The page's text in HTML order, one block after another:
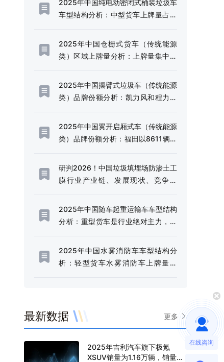
2025年中国纯电动密闭式桶装垃圾车
车型结构分析：中型货车上牌量占比
2025年中国仓栅式货车（传统能源
类）区域上牌量分析：上牌量集中于
2025年中国摆臂式垃圾车（传统能源
类）品牌份额分析：凯力风和程力威
2025年中国翼开启厢式车（传统能源
类）品牌份额分析：福田以8611辆稳
[图]
研判2026！中国垃圾填埋场防渗土工
膜行业产业链、发展现状、竞争格
代，防渗土工膜成为垃圾填埋场核心
材料[图]
2025年中国随车起重运输车车型结构
分析：重型货车是行业绝对主力，市
2025年中国水雾消防车车型结构分
析：轻型货车水雾消防车上牌量为
最新数据 更多
2025年吉利汽车旗下极氪
XSUV销量为1.16万辆，销量累
在线咨询